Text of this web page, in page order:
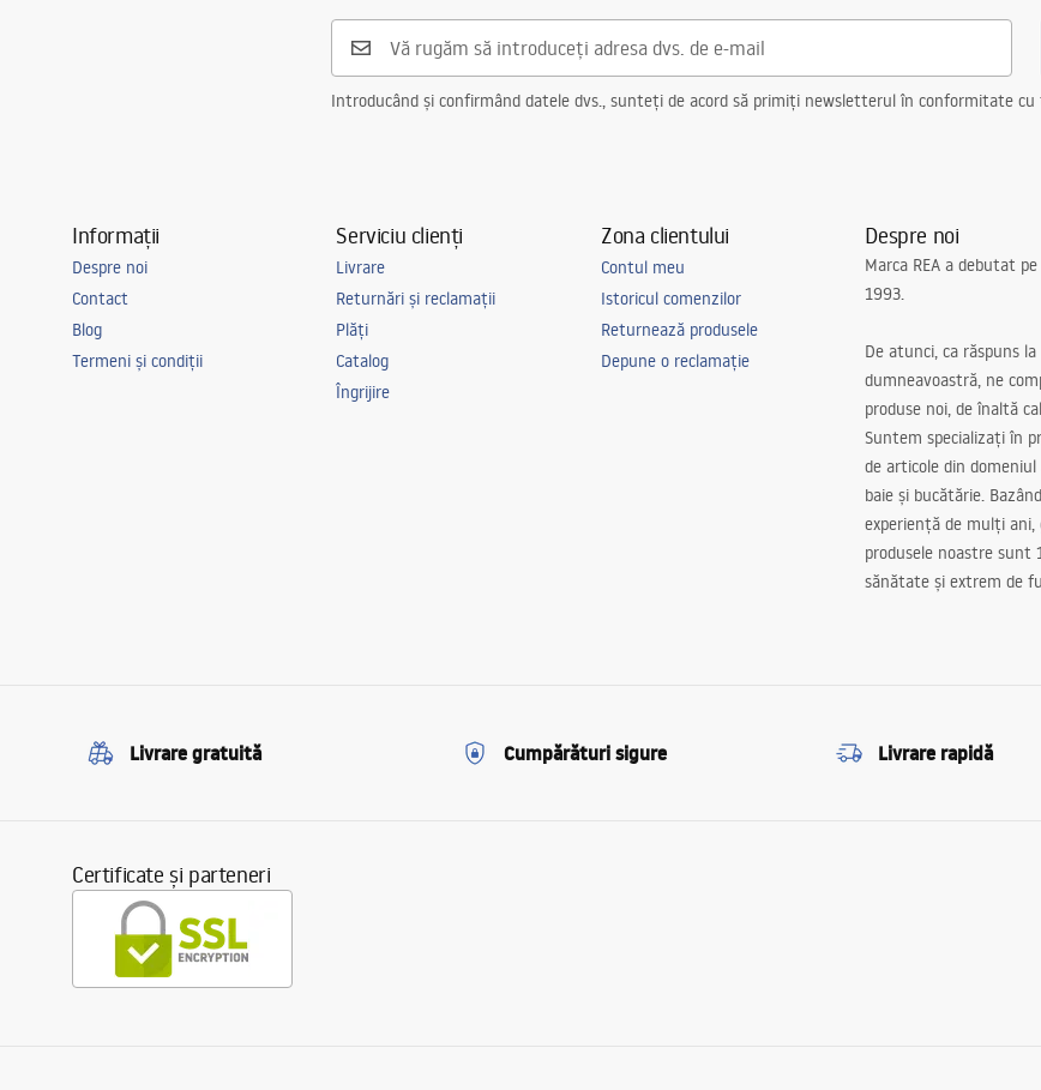
Introducând și confirmând datele dvs., sunteți de acord să primiți newsletterul în conformitate
Informații
Despre noi
Contact
Blog
Termeni și condiții
Serviciu clienți
Livrare
Returnări și reclamații
Plăți
Catalog
Îngrijire
Zona clientului
Contul meu
Istoricul comenzilor
Returnează produsele
Depune o reclamație
Despre noi
Marca REA a debutat
1993.
De atunci, ca răspuns
dumneavoastră, ne
produse noi, de înaltă
Suntem specializați în
de articole din
baie și bucătărie.
experiență de mulți
produsele noastre sunt
sănătate și extrem de
Livrare gratuită Cumpărături sigure Livrare rapidă
Certificate și parteneri